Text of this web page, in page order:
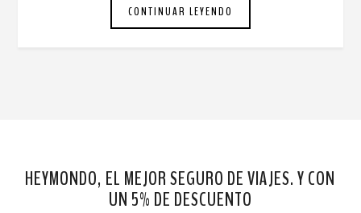
CONTINUAR LEYENDO
HEYMONDO, EL MEJOR SEGURO DE VIAJES. Y CON
UN 5% DE DESCUENTO